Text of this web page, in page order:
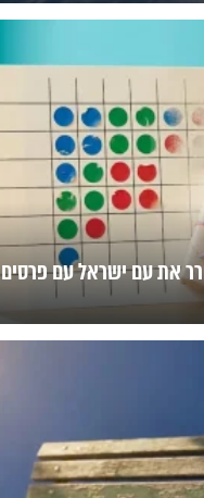
את עם ישראל עם פרסים